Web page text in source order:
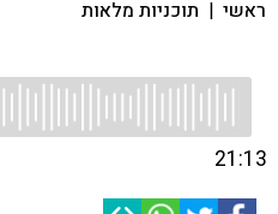
ראשי | תוכניות מלאות
21:13